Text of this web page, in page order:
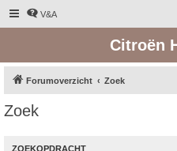
V&A
Citroën
Forumoverzicht Zoek
Zoek
ZOEKOPDRACHT